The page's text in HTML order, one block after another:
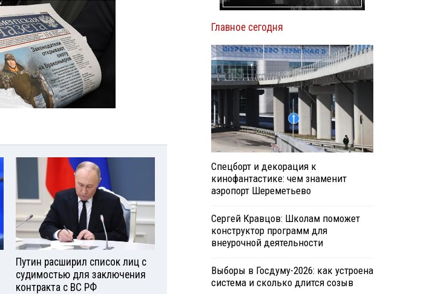
Путин расширил список лиц с
судимостью для заключения
контракта с ВС РФ
Главное сегодня
Спецборт и декорация к
кинофантастике: чем знаменит
аэропорт Шереметьево
Сергей Кравцов: Школам поможет
конструктор программ для
внеурочной деятельности
Выборы в Госдуму-2026: как устроена
система и сколько длится созыв